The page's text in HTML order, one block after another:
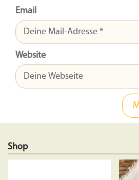
Email
Website
Shop